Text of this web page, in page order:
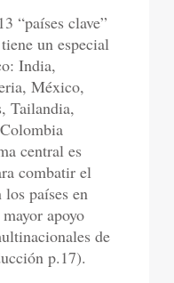
“países clave”
un especial
India,
México,
Tailandia,
central es
combatir el
países en
apoyo
de
p.17).